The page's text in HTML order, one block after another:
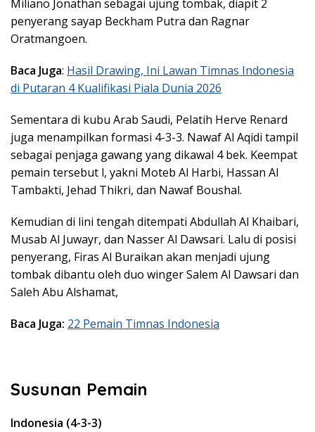
Miliano Jonathan sebagai ujung tombak, diapit 2
penyerang sayap Beckham Putra dan Ragnar
Oratmangoen.
Baca Juga: Hasil Drawing, Ini Lawan Timnas Indonesia
di Putaran 4 Kualifikasi Piala Dunia 2026
Sementara di kubu Arab Saudi, Pelatih Herve Renard
juga menampilkan formasi 4-3-3. Nawaf Al Aqidi tampil
sebagai penjaga gawang yang dikawal 4 bek. Keempat
pemain tersebut l, yakni Moteb Al Harbi, Hassan Al
Tambakti, Jehad Thikri, dan Nawaf Boushal.
Kemudian di lini tengah ditempati Abdullah Al Khaibari,
Musab Al Juwayr, dan Nasser Al Dawsari. Lalu di posisi
penyerang, Firas Al Buraikan akan menjadi ujung
tombak dibantu oleh duo winger Salem Al Dawsari dan
Saleh Abu Alshamat,
Baca Juga: 22 Pemain Timnas Indonesia
Susunan Pemain
Indonesia (4-3-3)